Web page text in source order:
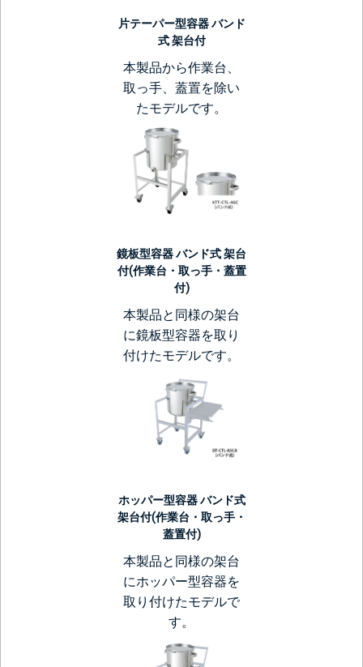
片テーパー型容器 バンド
式 架台付
本製品から作業台、
取っ手、蓋置を除い
たモデルです。
鏡板型容器 バンド式 架台
付(作業台・取っ手・蓋置
付)
本製品と同様の架台
に鏡板型容器を取り
付けたモデルです。
ホッパー型容器 バンド式
架台付(作業台・取っ手・
蓋置付)
本製品と同様の架台
にホッパー型容器を
取り付けたモデルで
す。